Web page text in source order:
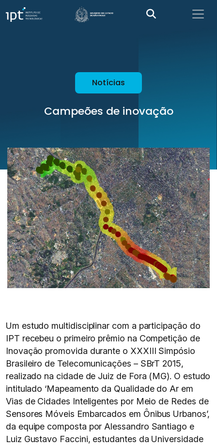
Notícias
Campeões de inovação
Um estudo multidisciplinar com a participação do
IPT recebeu o primeiro prêmio na Competição de
Inovação promovida durante o XXXIII Simpósio
Brasileiro de Telecomunicações – SBrT 2015,
realizado na cidade de Juiz de Fora (MG). O estudo
intitulado ‘Mapeamento da Qualidade do Ar em
Vias de Cidades Inteligentes por Meio de Redes de
Sensores Móveis Embarcados em Ônibus Urbanos’,
da equipe composta por Alessandro Santiago e
Luiz Gustavo Faccini, estudantes da Universidade